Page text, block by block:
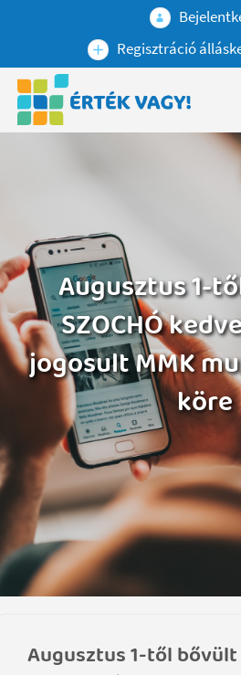
Regisztráció
Augusztus 1-
SZOCHÓ
jogosult MMK
köre
Augusztus 1-től bővült